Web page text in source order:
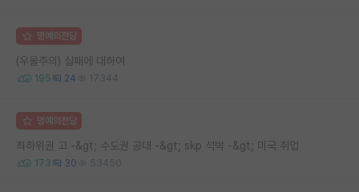
명예의전당
(우울주의) 실패에 대하여
195 24 17344
명예의전당
최하위권 고 -&gt; 수도권 공대 -&gt; skp 석박 -&gt; 미국 취업
173 30 53450